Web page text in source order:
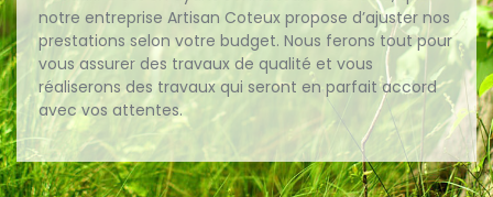
notre entreprise Artisan Coteux propose d’ajuster nos
prestations selon votre budget. Nous ferons tout pour
vous assurer des travaux de qualité et vous
réaliserons des travaux qui seront en parfait accord
avec vos attentes.